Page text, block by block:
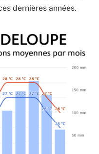
dernières années.